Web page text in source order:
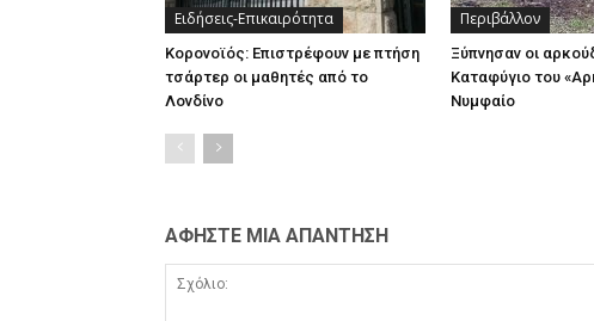
Ειδήσεις-Επικαιρότητα
Κορονοϊός: Επιστρέφουν με πτήση
τσάρτερ οι μαθητές από το
Λονδίνο
Περιβάλλον
Ξύπνησαν οι
Καταφύγιο του
Νυμφαίο
ΑΦΗΣΤΕ ΜΙΑ ΑΠΑΝΤΗΣΗ